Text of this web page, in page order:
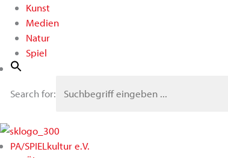
Kunst
Medien
Natur
Spiel
Search for:
PA/SPIELkultur e.V.